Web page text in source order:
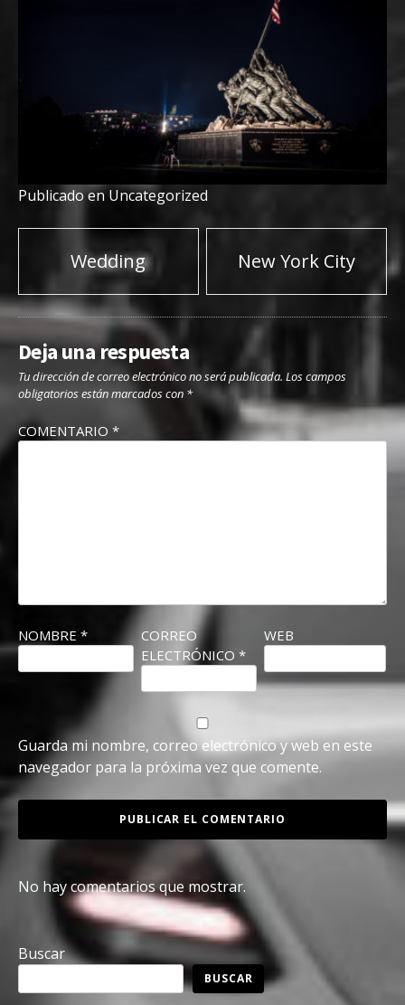
Publicado en Uncategorized
Navegación
de
entradas
Wedding New York City
Deja una respuesta
Tu dirección de correo electrónico no será publicada. Los campos
obligatorios están marcados con *
COMENTARIO *
NOMBRE *
CORREO
ELECTRÓNICO *
WEB
Guarda mi nombre, correo electrónico y web en este
navegador para la próxima vez que comente.
No hay comentarios que mostrar.
Buscar
BUSCAR